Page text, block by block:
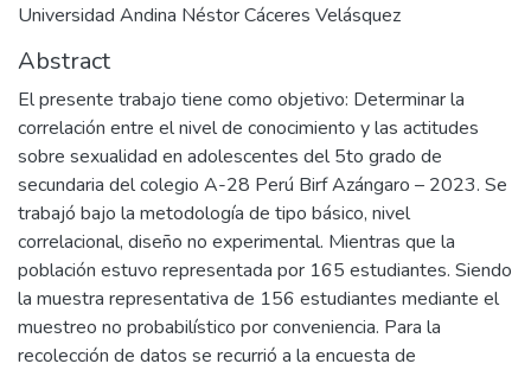
Universidad Andina Néstor Cáceres Velásquez
Abstract
El presente trabajo tiene como objetivo: Determinar la
correlación entre el nivel de conocimiento y las actitudes
sobre sexualidad en adolescentes del 5to grado de
secundaria del colegio A-28 Perú Birf Azángaro – 2023. Se
trabajó bajo la metodología de tipo básico, nivel
correlacional, diseño no experimental. Mientras que la
población estuvo representada por 165 estudiantes. Siendo
la muestra representativa de 156 estudiantes mediante el
muestreo no probabilístico por conveniencia. Para la
recolección de datos se recurrió a la encuesta de